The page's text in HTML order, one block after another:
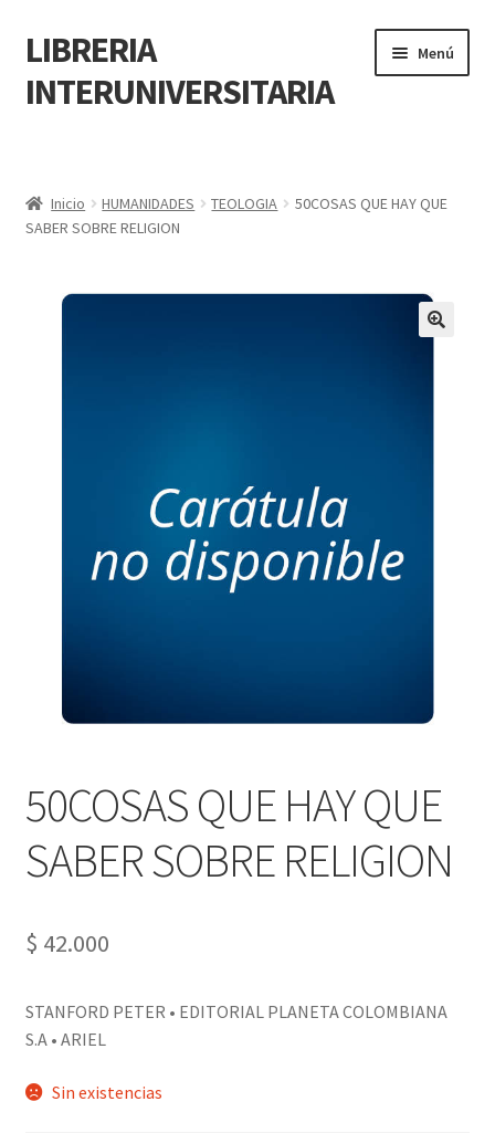
LIBRERIA
INTERUNIVERSITARIA
Menú
Carrito
POLÍTICA DE MANEJO DE INFORMACIÓN Y DATOS
PERSONALES DE CORPORACIÓN INTERUNIVERSITARIA DE
SERVICIO
Tienda
Inicio HUMANIDADES TEOLOGIA
50COSAS QUE HAY QUE
SABER SOBRE RELIGION
50COSAS QUE HAY QUE
SABER SOBRE RELIGION
$ 42.000
STANFORD PETER • EDITORIAL PLANETA COLOMBIANA
S.A • ARIEL
Sin existencias